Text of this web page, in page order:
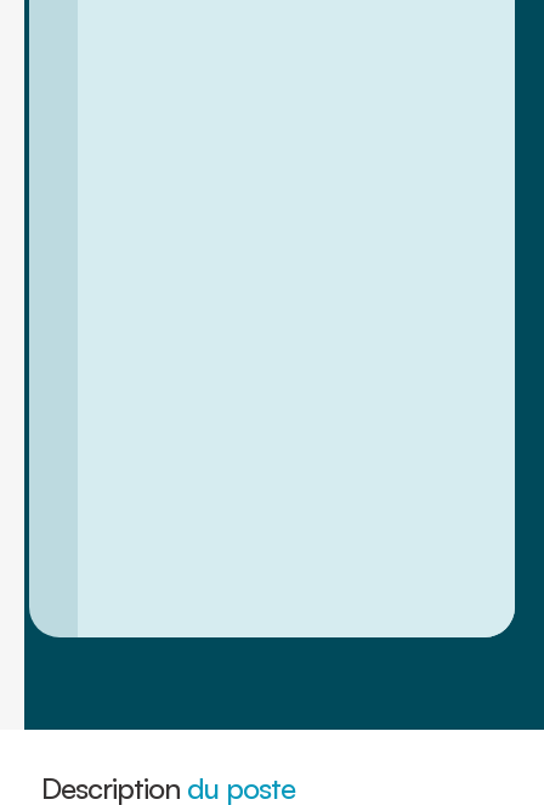
Description du poste